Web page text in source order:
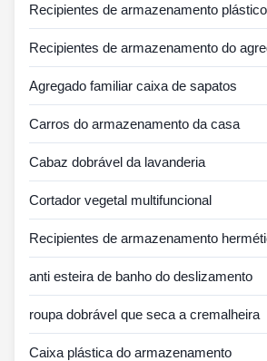
Recipientes de armazenamento
Recipientes de armazenamento do
Agregado familiar caixa de sapatos
Carros do armazenamento da casa
Cabaz dobrável da lavanderia
Cortador vegetal multifuncional
Recipientes de armazenamento
anti esteira de banho do deslizamento
roupa dobrável que seca a cremalheira
Caixa plástica do armazenamento